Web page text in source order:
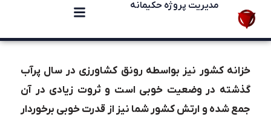
مدیریت پروژه حکیمانه
خزانه کشور نیز بواسطه رونق کشاورزی در سال پرآب
گذشته در وضعیت خوبی است و ثروت زیادی در آن
جمع شده و ارتش کشور شما نیز از قدرت خوبی برخوردار